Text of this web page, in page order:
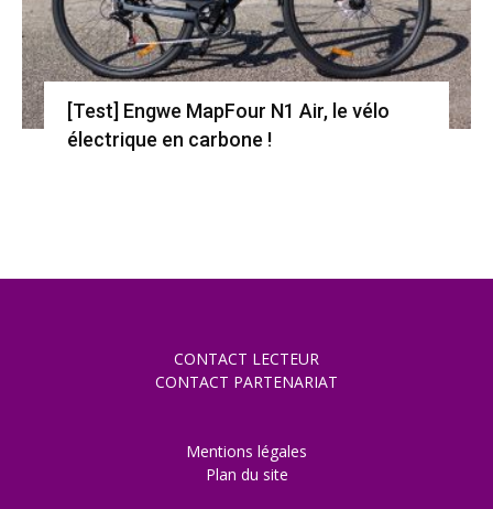
[Test] Engwe MapFour N1 Air, le vélo
électrique en carbone !
CONTACT LECTEUR
CONTACT PARTENARIAT
Mentions légales
Plan du site